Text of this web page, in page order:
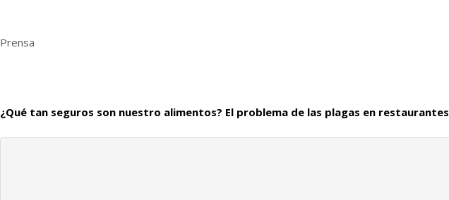
Prensa
¿Qué tan seguros son nuestro alimentos? El problema de las plagas en restaurantes